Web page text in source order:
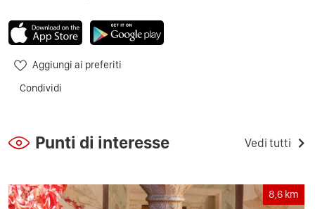
Aggiungi ai preferiti
Condividi
Punti di interesse Vedi tutti
8,6 km